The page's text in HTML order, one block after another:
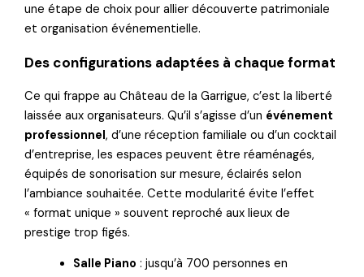
une étape de choix pour allier découverte patrimoniale
et organisation événementielle.
Des configurations adaptées à chaque format
Ce qui frappe au Château de la Garrigue, c’est la liberté
laissée aux organisateurs. Qu’il s’agisse d’un événement
professionnel, d’une réception familiale ou d’un cocktail
d’entreprise, les espaces peuvent être réaménagés,
équipés de sonorisation sur mesure, éclairés selon
l’ambiance souhaitée. Cette modularité évite l’effet
« format unique » souvent reproché aux lieux de
prestige trop figés.
Salle Piano : jusqu’à 700 personnes en